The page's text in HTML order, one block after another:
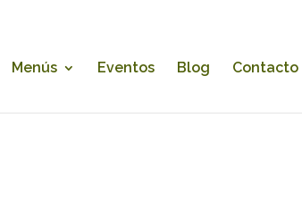
Menús Eventos Blog Contacto